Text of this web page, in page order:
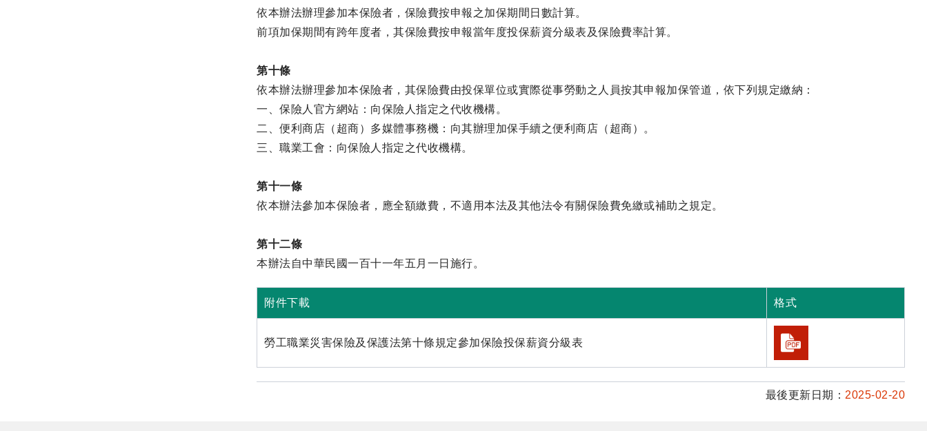
依本辦法辦理參加本保險者，保險費按申報之加保期間日數計算。
前項加保期間有跨年度者，其保險費按申報當年度投保薪資分級表及保險費率計算。
第十條
依本辦法辦理參加本保險者，其保險費由投保單位或實際從事勞動之人員按其申報加保管道，依下列規定繳納：
一、保險人官方網站：向保險人指定之代收機構。
二、便利商店（超商）多媒體事務機：向其辦理加保手續之便利商店（超商）。
三、職業工會：向保險人指定之代收機構。
第十一條
依本辦法參加本保險者，應全額繳費，不適用本法及其他法令有關保險費免繳或補助之規定。
第十二條
本辦法自中華民國一百十一年五月一日施行。
附件下載 格式
勞工職業災害保險及保護法第十條規定參加保險投保薪資分級表
最後更新日期： 2025-02-20